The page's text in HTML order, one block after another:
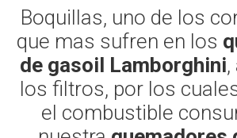
Boquillas, uno de los
que mas sufren en los
de gasoil Lamborghini
los filtros, por los
el combustible